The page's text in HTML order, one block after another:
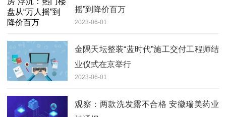
摇”到降价百万
2023-06-01
金隅天坛整装“蓝时代”施工交付工程师结
业仪式在京举行
2023-06-01
观察：两款洗发露不合格 安徽瑞美药业